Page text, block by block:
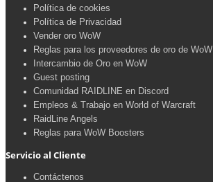
Política de cookies
Política de Privacidad
Vender oro WoW
Reglas para los proveedores de oro de WoW
Intercambio de Oro en WoW
Guest posting
Comunidad RAIDLINE en Discord
Empleos & Trabajo en World of Warcraft
RaidLine Angels
Reglas para WoW Boosters
Servicio al Cliente
Contáctenos